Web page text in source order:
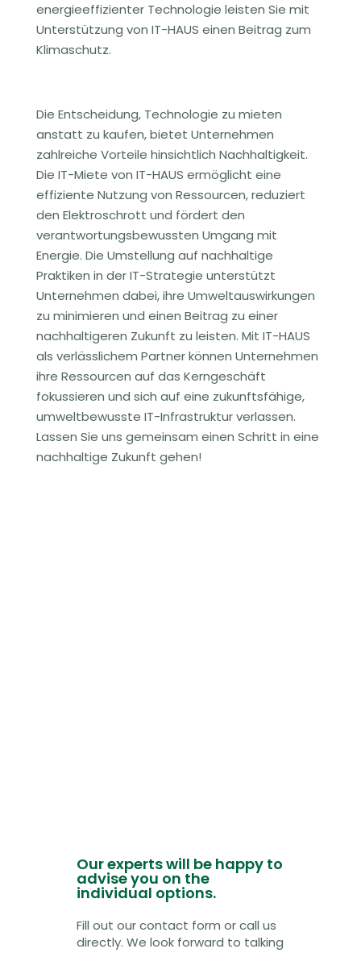
energieeffizienter Technologie leisten Sie mit
Unterstützung von IT-HAUS einen Beitrag zum
Klimaschutz.
Die Entscheidung, Technologie zu mieten
anstatt zu kaufen, bietet Unternehmen
zahlreiche Vorteile hinsichtlich Nachhaltigkeit.
Die IT-Miete von IT-HAUS ermöglicht eine
effiziente Nutzung von Ressourcen, reduziert
den Elektroschrott und fördert den
verantwortungsbewussten Umgang mit
Energie. Die Umstellung auf nachhaltige
Praktiken in der IT-Strategie unterstützt
Unternehmen dabei, ihre Umweltauswirkungen
zu minimieren und einen Beitrag zu einer
nachhaltigeren Zukunft zu leisten. Mit IT-HAUS
als verlässlichem Partner können Unternehmen
ihre Ressourcen auf das Kerngeschäft
fokussieren und sich auf eine zukunftsfähige,
umweltbewusste IT-Infrastruktur verlassen.
Lassen Sie uns gemeinsam einen Schritt in eine
nachhaltige Zukunft gehen!
Our experts will be happy to
advise you on the
individual options.
Fill out our contact form or call us
directly. We look forward to talking